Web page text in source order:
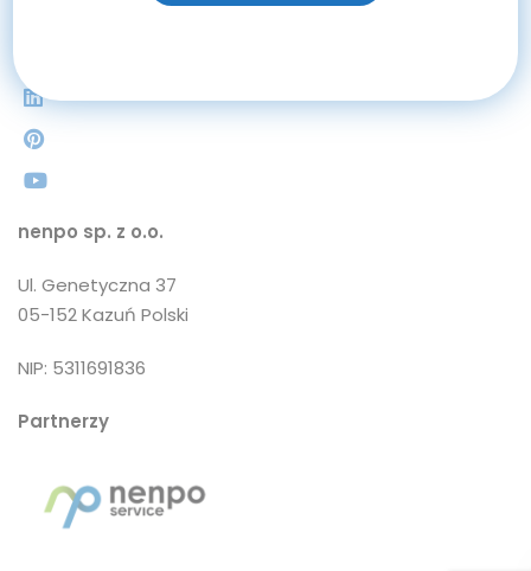
nenpo sp. z o.o.
Ul. Genetyczna 37
05-152 Kazuń Polski
NIP: 5311691836
Partnerzy